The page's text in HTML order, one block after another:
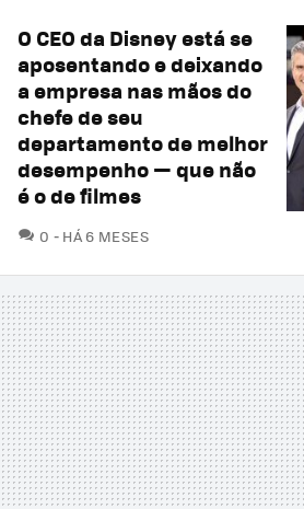
O CEO da Disney está se
aposentando e deixando
a empresa nas mãos do
chefe de seu
departamento de melhor
desempenho — que não
é o de filmes
0 COMENTÁRIOS
HÁ 6 MESES